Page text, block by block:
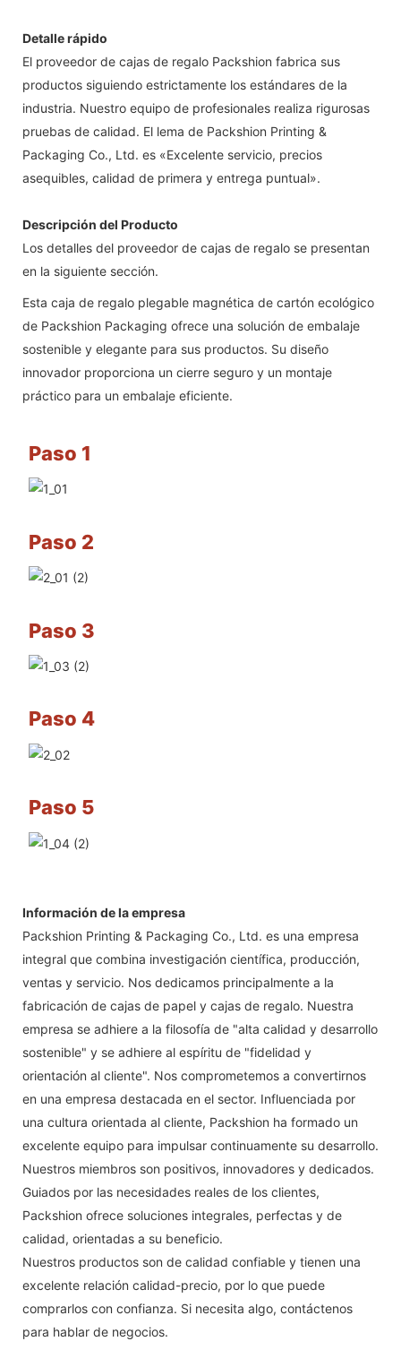
Detalle rápido
El proveedor de cajas de regalo Packshion fabrica sus
productos siguiendo estrictamente los estándares de la
industria. Nuestro equipo de profesionales realiza rigurosas
pruebas de calidad. El lema de Packshion Printing &
Packaging Co., Ltd. es «Excelente servicio, precios
asequibles, calidad de primera y entrega puntual».
Descripción del Producto
Los detalles del proveedor de cajas de regalo se presentan
en la siguiente sección.
Esta caja de regalo plegable magnética de cartón ecológico
de Packshion Packaging ofrece una solución de embalaje
sostenible y elegante para sus productos. Su diseño
innovador proporciona un cierre seguro y un montaje
práctico para un embalaje eficiente.
Paso 1
Paso 2
Paso 3
Paso 4
Paso 5
Información de la empresa
Packshion Printing & Packaging Co., Ltd. es una empresa
integral que combina investigación científica, producción,
ventas y servicio. Nos dedicamos principalmente a la
fabricación de cajas de papel y cajas de regalo. Nuestra
empresa se adhiere a la filosofía de "alta calidad y desarrollo
sostenible" y se adhiere al espíritu de "fidelidad y
orientación al cliente". Nos comprometemos a convertirnos
en una empresa destacada en el sector. Influenciada por
una cultura orientada al cliente, Packshion ha formado un
excelente equipo para impulsar continuamente su desarrollo.
Nuestros miembros son positivos, innovadores y dedicados.
Guiados por las necesidades reales de los clientes,
Packshion ofrece soluciones integrales, perfectas y de
calidad, orientadas a su beneficio.
Nuestros productos son de calidad confiable y tienen una
excelente relación calidad-precio, por lo que puede
comprarlos con confianza. Si necesita algo, contáctenos
para hablar de negocios.